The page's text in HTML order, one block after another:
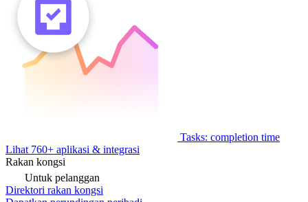
Tasks: completion time
Lihat 760+ aplikasi & integrasi
Rakan kongsi
Untuk pelanggan
Direktori rakan kongsi